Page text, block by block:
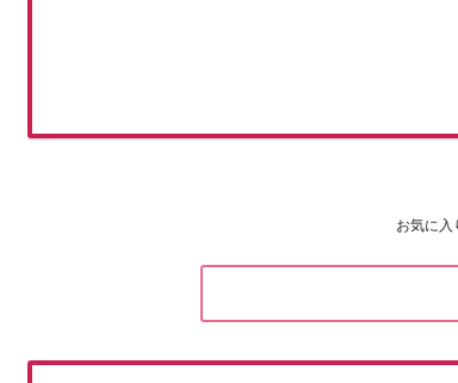
お気に入